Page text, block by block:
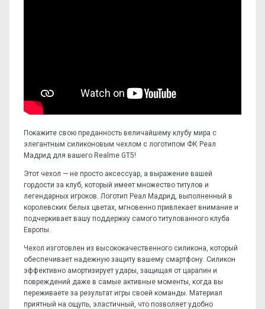
Покажите свою преданность величайшему клубу мира с
элегантным силиконовым чехлом с логотипом ФК Реал
Мадрид для вашего Realme GT5!
Этот чехол — не просто аксессуар, а выражение вашей
гордости за клуб, который имеет множество титулов и
легендарных игроков. Логотип Реал Мадрид, выполненный в
королевских белых цветах, мгновенно привлекает внимание и
подчеркивает вашу поддержку самого титулованного клуба
Европы.
Чехол изготовлен из высококачественного силикона, который
обеспечивает надежную защиту вашему смартфону. Силикон
эффективно амортизирует удары, защищая от царапин и
повреждений даже в самые активные моменты, когда вы
переживаете за результат игры своей команды. Материал
приятный на ощупь, эластичный, что позволяет удобно